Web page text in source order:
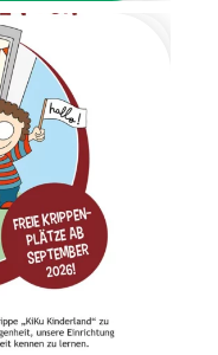
alle
wir
war
Tag